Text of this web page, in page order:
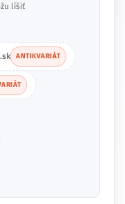
líšiť
ANTIKVARIÁT